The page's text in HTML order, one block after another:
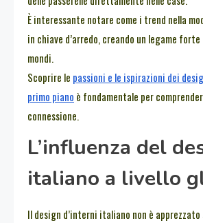
È interessante notare come i trend nella
in chiave d’arredo, creando un legame
mondi.
Scoprire le passioni e le ispirazioni dei
primo piano è fondamentale per
connessione.
L’influenza del
italiano a livello
Il design d’interni italiano non è apprezzato